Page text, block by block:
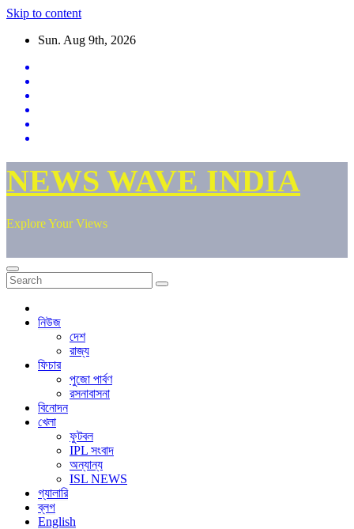
Skip to content
Sun. Aug 9th, 2026
NEWS WAVE INDIA
Explore Your Views
নিউজ
দেশ
রাজ্য
ফিচার
পুজো পার্বণ
রসনাবাসনা
বিনোদন
খেলা
ফুটবল
IPL সংবাদ
অন্যান্য
ISL NEWS
গ্যালারি
ব্লগ
English